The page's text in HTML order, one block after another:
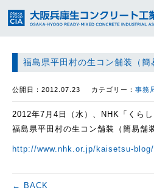
福島県平田村の生コン舗装（簡
公開日：2012.07.23 カテゴリー：事務
2012年7月4日（水）、NHK「くら
福島県平田村の生コン舗装（簡易舗
http://www.nhk.or.jp/kaisetsu-blog/
← BACK